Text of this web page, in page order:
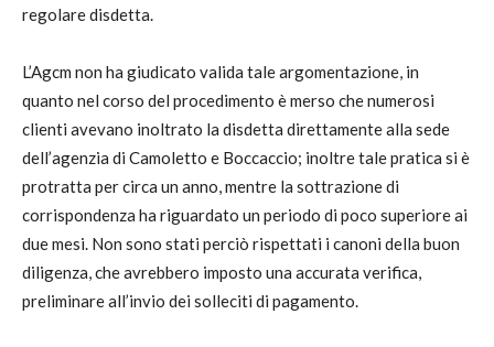
regolare disdetta.
L’Agcm non ha giudicato valida tale argomentazione, in
quanto nel corso del procedimento è merso che numerosi
clienti avevano inoltrato la disdetta direttamente alla sede
dell’agenzia di Camoletto e Boccaccio; inoltre tale pratica si è
protratta per circa un anno, mentre la sottrazione di
corrispondenza ha riguardato un periodo di poco superiore ai
due mesi. Non sono stati perciò rispettati i canoni della buon
diligenza, che avrebbero imposto una accurata verifica,
preliminare all’invio dei solleciti di pagamento.